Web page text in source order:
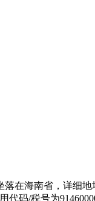
在海南省，详细
码/税号为